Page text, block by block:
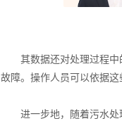
其数据还对处理过程中的
故障。操作人员可以依据
进一步地，随着污水处理